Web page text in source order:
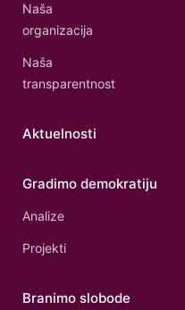
Naša
organizacija
Naša
transparentnost
Aktuelnosti
Gradimo demokratiju
Analize
Projekti
Branimo slobode